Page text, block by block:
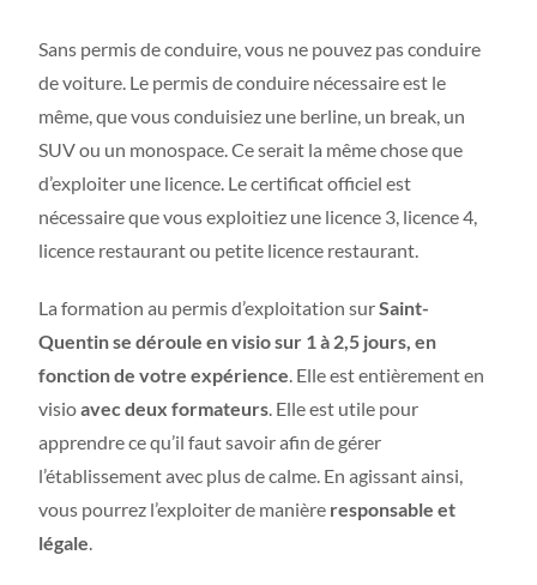
Sans permis de conduire, vous ne pouvez pas conduire
de voiture. Le permis de conduire nécessaire est le
même, que vous conduisiez une berline, un break, un
SUV ou un monospace. Ce serait la même chose que
d’exploiter une licence. Le certificat officiel est
nécessaire que vous exploitiez une licence 3, licence 4,
licence restaurant ou petite licence restaurant.
La formation au permis d’exploitation surSaint-
Quentin se déroule en visio sur 1 à 2,5 jours, en
fonction de votre expérience. Elle est entièrement en
visioavec deux formateurs. Elle est utile pour
apprendre ce qu’il faut savoir afin de gérer
l’établissement avec plus de calme. En agissant ainsi,
vous pourrez l’exploiter de manière responsable et
légale.